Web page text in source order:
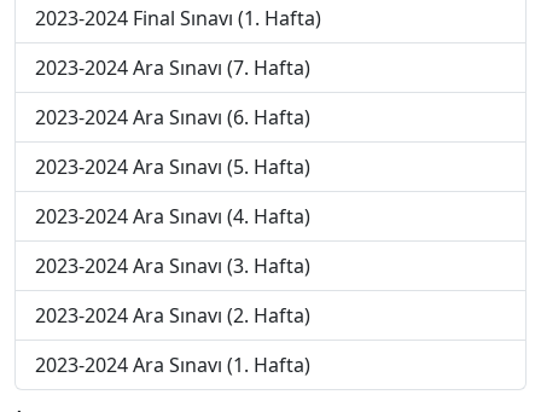
2023-2024 Final Sınavı (1. Hafta)
2023-2024 Ara Sınavı (7. Hafta)
2023-2024 Ara Sınavı (6. Hafta)
2023-2024 Ara Sınavı (5. Hafta)
2023-2024 Ara Sınavı (4. Hafta)
2023-2024 Ara Sınavı (3. Hafta)
2023-2024 Ara Sınavı (2. Hafta)
2023-2024 Ara Sınavı (1. Hafta)